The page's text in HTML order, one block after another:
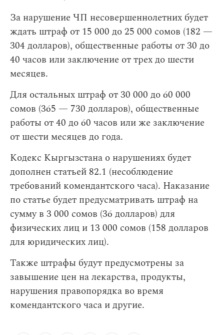
За нарушение ЧП несовершеннолетних будет
ждать штраф от 15 000 до 25 000 сомов (182 —
304 долларов), общественные работы от 30 до
40 часов или заключение от трех до шести
месяцев.
Для остальных штраф от 30 000 до 60 000
сомов (365 — 730 долларов), общественные
работы от 40 до 60 часов или же заключение
от шести месяцев до года.
Кодекс Кыргызстана о нарушениях будет
дополнен статьей 82.1 (несоблюдение
требований комендантского часа). Наказание
по статье будет предусматривать штраф на
сумму в 3 000 сомов (36 долларов) для
физических лиц и 13 000 сомов (158 долларов
для юридических лиц).
Также штрафы будут предусмотрены за
завышение цен на лекарства, продукты,
нарушения правопорядка во время
комендантского часа и другие.